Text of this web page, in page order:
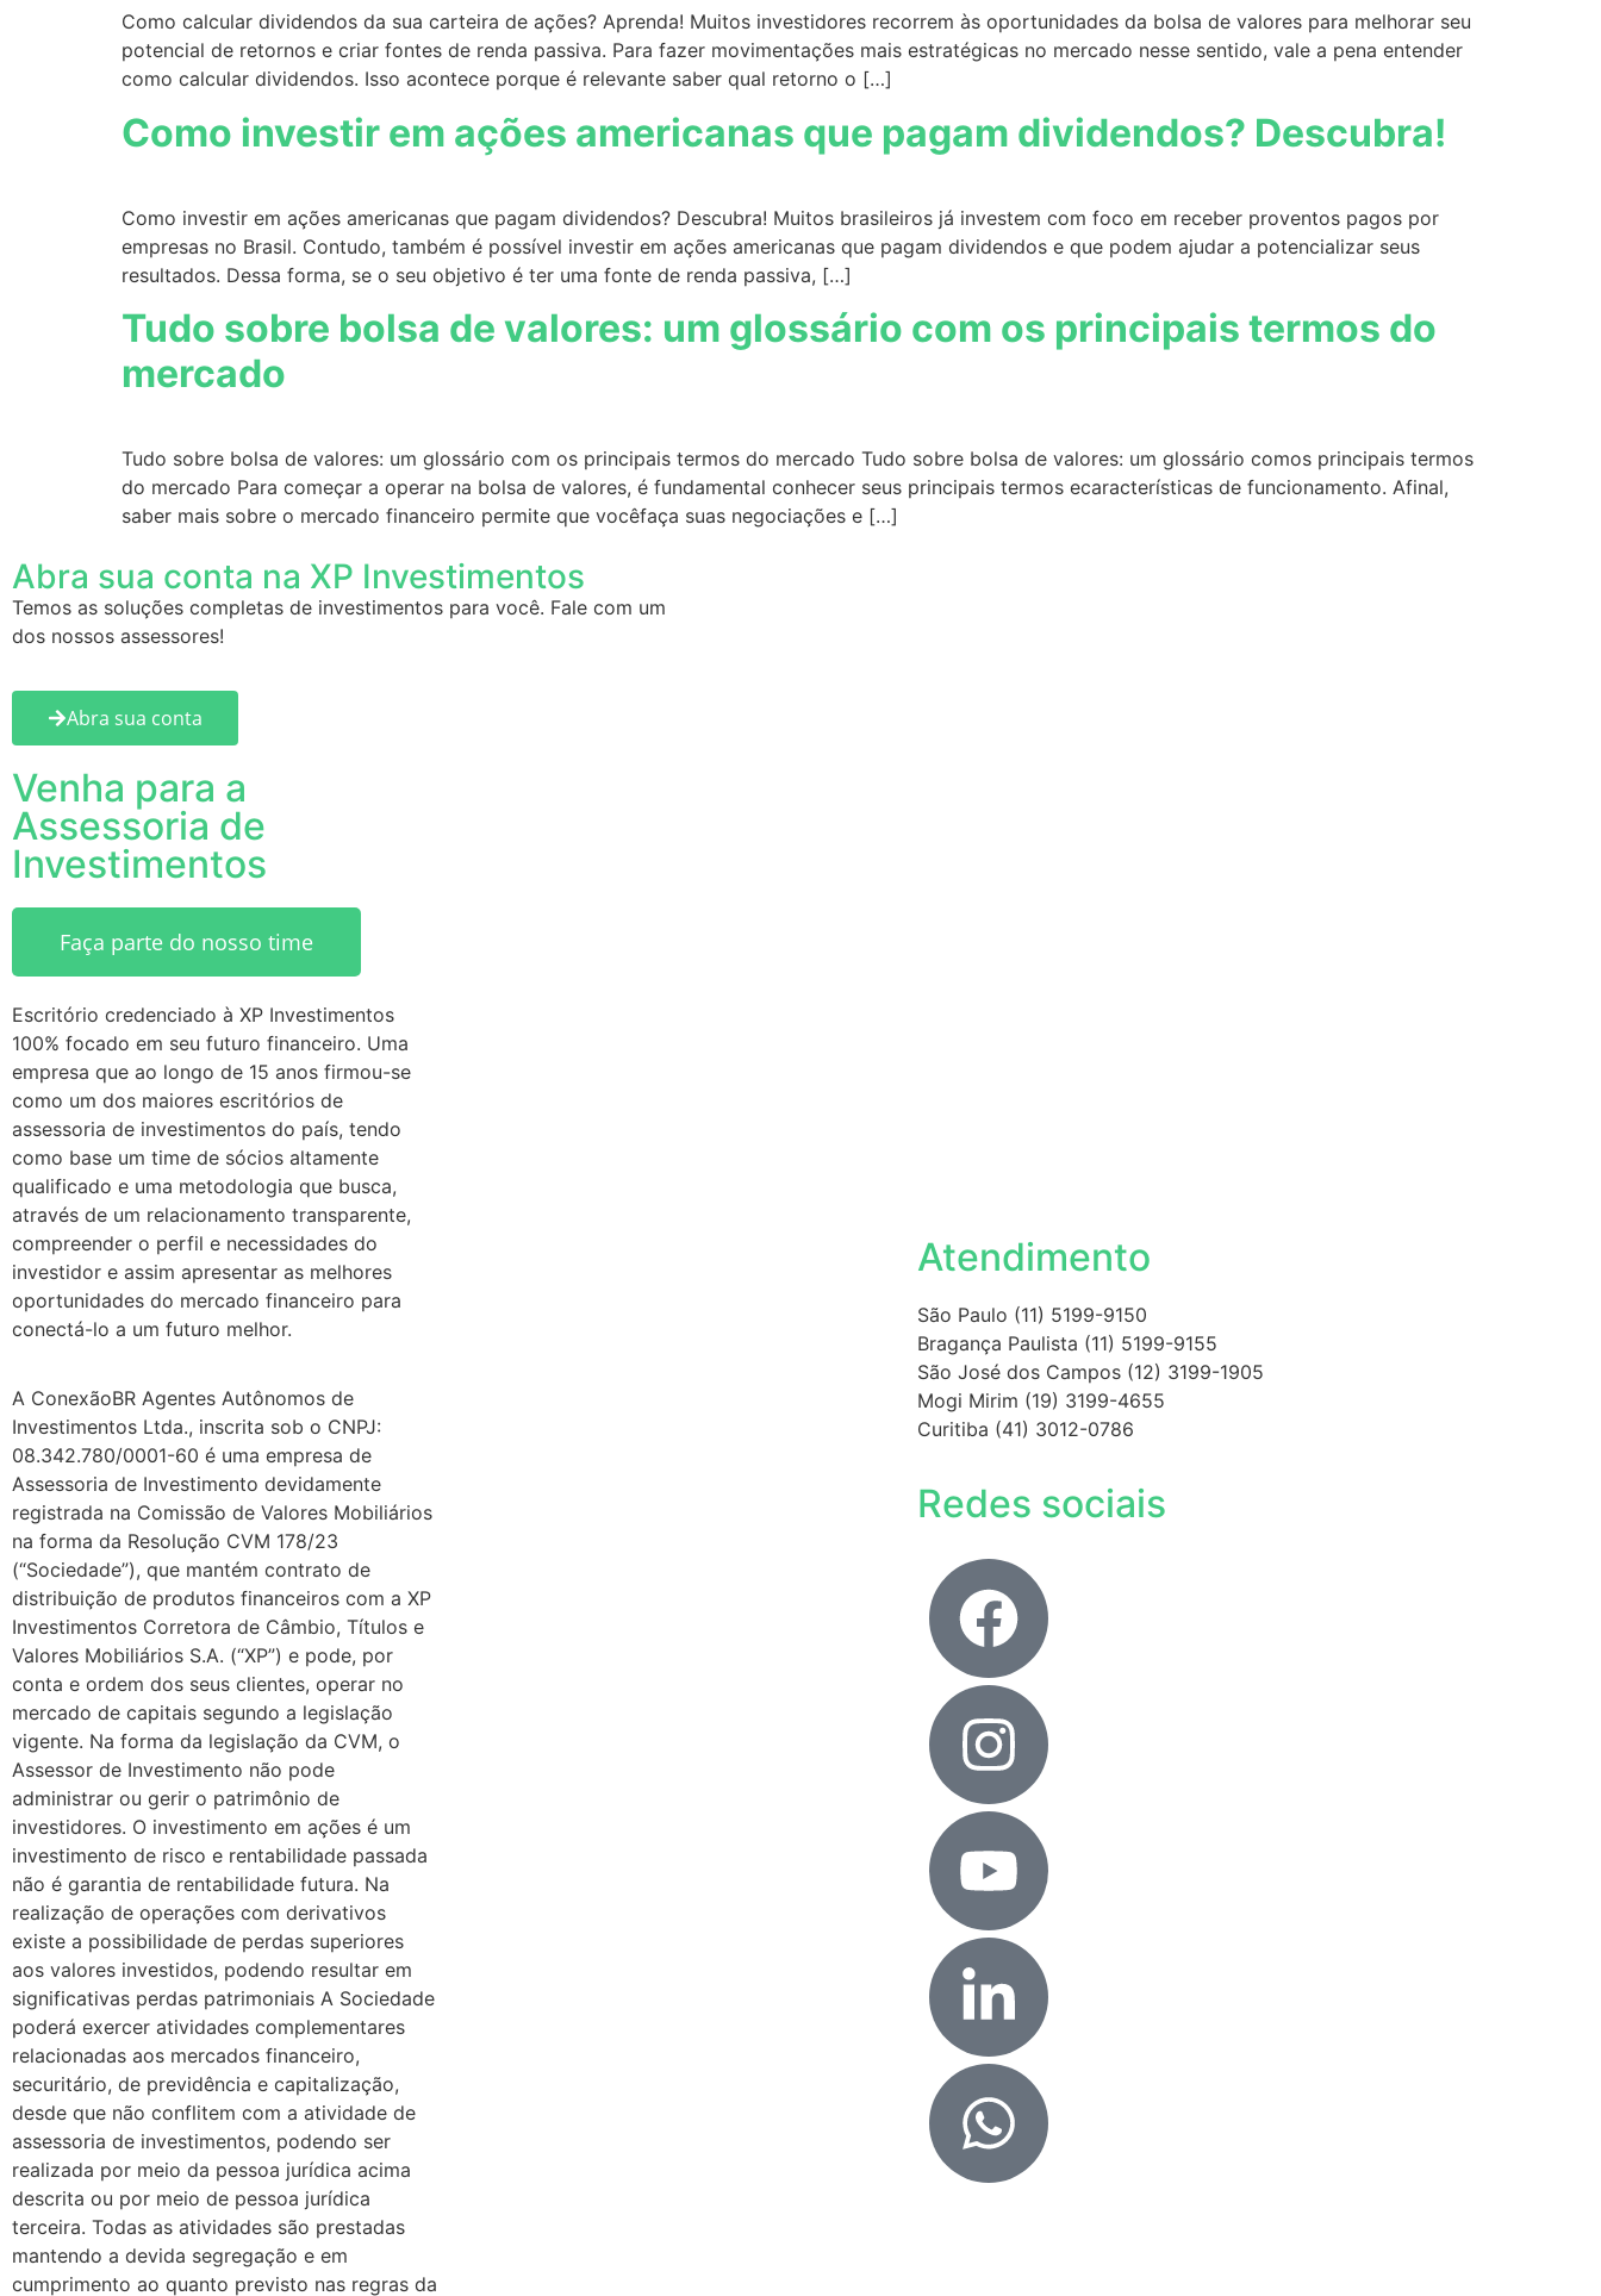
Como calcular dividendos da sua carteira de ações? Aprenda! Muitos investidores recorrem às oportunidades da bolsa de valores para melhorar seu
potencial de retornos e criar fontes de renda passiva. Para fazer movimentações mais estratégicas no mercado nesse sentido, vale a pena entender
como calcular dividendos. Isso acontece porque é relevante saber qual retorno o […]
Como investir em ações americanas que pagam dividendos? Descubra!
Como investir em ações americanas que pagam dividendos? Descubra! Muitos brasileiros já investem com foco em receber proventos pagos por
empresas no Brasil. Contudo, também é possível investir em ações americanas que pagam dividendos e que podem ajudar a potencializar seus
resultados. Dessa forma, se o seu objetivo é ter uma fonte de renda passiva, […]
Tudo sobre bolsa de valores: um glossário com os principais termos do
mercado
Tudo sobre bolsa de valores: um glossário com os principais termos do mercado Tudo sobre bolsa de valores: um glossário comos principais termos
do mercado Para começar a operar na bolsa de valores, é fundamental conhecer seus principais termos ecaracterísticas de funcionamento. Afinal,
saber mais sobre o mercado financeiro permite que vocêfaça suas negociações e […]
Abra sua conta na XP Investimentos
Temos as soluções completas de investimentos para você. Fale com um
dos nossos assessores!
Abra sua conta
Venha para a
Assessoria de
Investimentos
Faça parte do nosso time
Escritório credenciado à XP Investimentos
100% focado em seu futuro financeiro. Uma
empresa que ao longo de 15 anos firmou-se
como um dos maiores escritórios de
assessoria de investimentos do país, tendo
como base um time de sócios altamente
qualificado e uma metodologia que busca,
através de um relacionamento transparente,
compreender o perfil e necessidades do
investidor e assim apresentar as melhores
oportunidades do mercado financeiro para
conectá-lo a um futuro melhor.
A ConexãoBR Agentes Autônomos de
Investimentos Ltda., inscrita sob o CNPJ:
08.342.780/0001-60 é uma empresa de
Assessoria de Investimento devidamente
registrada na Comissão de Valores Mobiliários
na forma da Resolução CVM 178/23
(“Sociedade”), que mantém contrato de
distribuição de produtos financeiros com a XP
Investimentos Corretora de Câmbio, Títulos e
Valores Mobiliários S.A. (“XP”) e pode, por
conta e ordem dos seus clientes, operar no
mercado de capitais segundo a legislação
vigente. Na forma da legislação da CVM, o
Assessor de Investimento não pode
administrar ou gerir o patrimônio de
investidores. O investimento em ações é um
investimento de risco e rentabilidade passada
não é garantia de rentabilidade futura. Na
realização de operações com derivativos
existe a possibilidade de perdas superiores
aos valores investidos, podendo resultar em
significativas perdas patrimoniais A Sociedade
poderá exercer atividades complementares
relacionadas aos mercados financeiro,
securitário, de previdência e capitalização,
desde que não conflitem com a atividade de
assessoria de investimentos, podendo ser
realizada por meio da pessoa jurídica acima
descrita ou por meio de pessoa jurídica
terceira. Todas as atividades são prestadas
mantendo a devida segregação e em
cumprimento ao quanto previsto nas regras da
Atendimento
São Paulo (11) 5199-9150
Bragança Paulista (11) 5199-9155
São José dos Campos (12) 3199-1905
Mogi Mirim (19) 3199-4655
Curitiba (41) 3012-0786
Redes sociais